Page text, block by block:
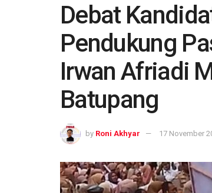
Debat
Pendukung
Irwan Afriadi
Batupang
by Roni Akhyar 17 November